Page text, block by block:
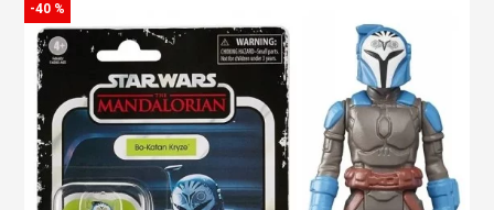
-40 %